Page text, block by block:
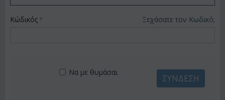
Κώδικός Ξεχάσατε τον Κωδικό;
ΣΎΝΔΕΣΗ
Να με θυμάσαι